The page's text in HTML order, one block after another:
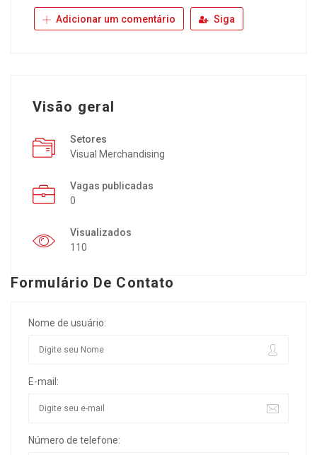
Adicionar um comentário Siga
Visão geral
Setores
Visual Merchandising
Vagas publicadas
0
Visualizados
110
Formulário De Contato
Nome de usuário:
E-mail:
Número de telefone: